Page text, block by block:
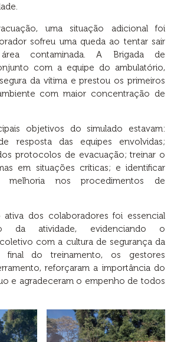
uma situação adicional foi
sofreu uma queda ao tentar sair
contaminada. A Brigada de
com a equipe do ambulatório,
da vítima e prestou os primeiros
com maior concentração de
objetivos do simulado estavam:
resposta das equipes envolvidas;
protocolos de evacuação; treinar o
em situações críticas; e identificar
melhoria nos procedimentos de
ativa dos colaboradores foi essencial
da atividade, evidenciando o
com a cultura de segurança da
final do treinamento, os gestores
reforçaram a importância do
e agradeceram o empenho de todos